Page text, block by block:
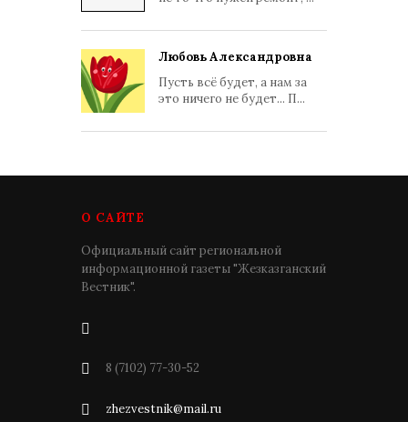
Любовь Александровна
Пусть всё будет, а нам за
это ничего не будет... П...
О САЙТЕ
Официальный сайт региональной
информационной газеты "Жезказганский
Вестник".
8 (7102) 77-30-52
zhezvestnik@mail.ru